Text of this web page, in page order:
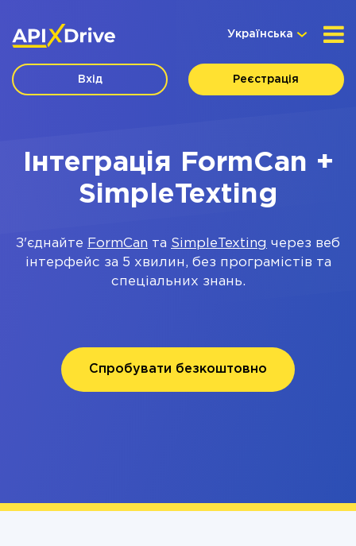
Українська
Вхід Реєстрація
Інтеграція FormCan +
SimpleTexting
З'єднайте FormCan та SimpleTexting через веб
інтерфейс за 5 хвилин, без програмістів та
спеціальних знань.
Спробувати безкоштовно